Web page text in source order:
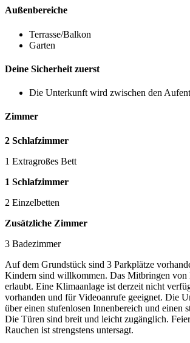
Außenbereiche
Terrasse/Balkon
Garten
Deine Sicherheit zuerst
Die Unterkunft wird zwischen den
Zimmer
2 Schlafzimmer
1 Extragroßes Bett
1 Schlafzimmer
2 Einzelbetten
Zusätzliche Zimmer
3 Badezimmer
Auf dem Grundstück sind 3 Parkplätze
Kindern sind willkommen. Das Mitbringen von
erlaubt. Eine Klimaanlage ist derzeit nicht
vorhanden und für Videoanrufe geeignet. Die
über einen stufenlosen Innenbereich und einen
Die Türen sind breit und leicht zugänglich.
Rauchen ist strengstens untersagt.